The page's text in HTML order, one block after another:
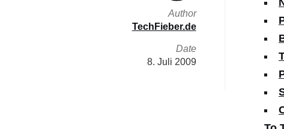
Author
TechFieber.de
Date
8. Juli 2009